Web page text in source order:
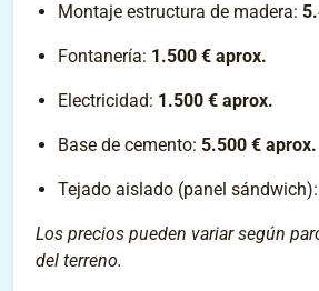
Montaje estructura de madera:
Fontanería: 1.500 € aprox.
Electricidad: 1.500 € aprox.
Base de cemento: 5.500 € aprox.
Tejado aislado (panel sándwich):
Los precios pueden variar según
del terreno.